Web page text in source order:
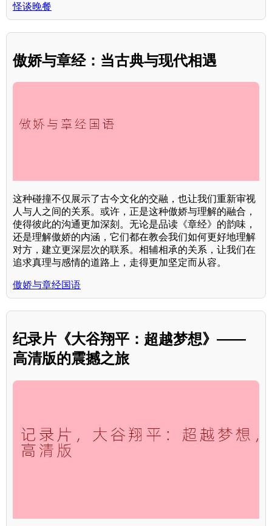
怪谈晚餐
傲娇与章经：当古典与现代相遇
这种碰撞不仅展示了古今文化的交融，也让我们重新审视
人与人之间的关系。或许，正是这种傲娇与理解的融合，
使得彼此的沟通更加深刻。无论是品读《章经》的韵味，
还是理解傲娇的内涵，它们都在教会我们如何更好地理解
对方，建立更深层次的联系。相辅相承的关系，让我们在
追求真理与感情的道路上，走得更加坚定而从容。
傲娇与章经国语
纪录片《大谷翔平：超越梦想》——
高清版的震撼之旅